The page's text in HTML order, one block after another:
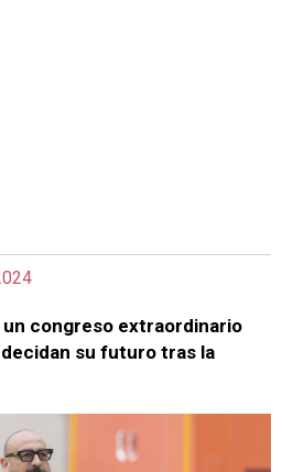
congreso extraordinario
su futuro tras la